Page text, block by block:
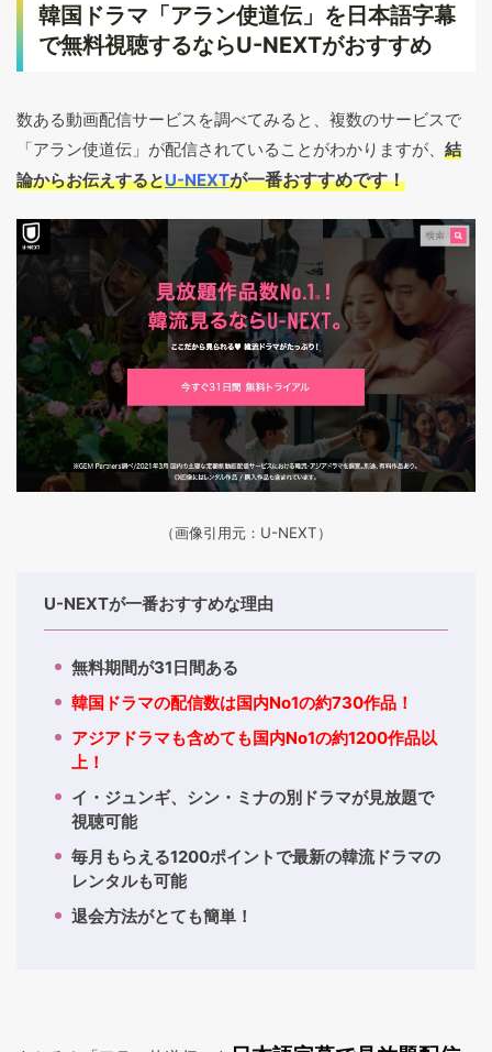
韓国ドラマ「アラン使道伝」を日本語字幕
で無料視聴するならU-NEXTがおすすめ
数ある動画配信サービスを調べてみると、複数のサービスで
「アラン使道伝」が配信されていることがわかりますが、 結
論からお伝えするとU-NEXTが一番おすすめです！
（画像引用元：U-NEXT）
U-NEXTが一番おすすめな理由
無料期間が31日間ある
韓国ドラマの配信数は国内No1の約730作品！
アジアドラマも含めても国内No1の約1200作品以
上！
イ・ジュンギ、シン・ミナの別ドラマが見放題で
視聴可能
毎月もらえる1200ポイントで最新の韓流ドラマの
レンタルも可能
退会方法がとても簡単！